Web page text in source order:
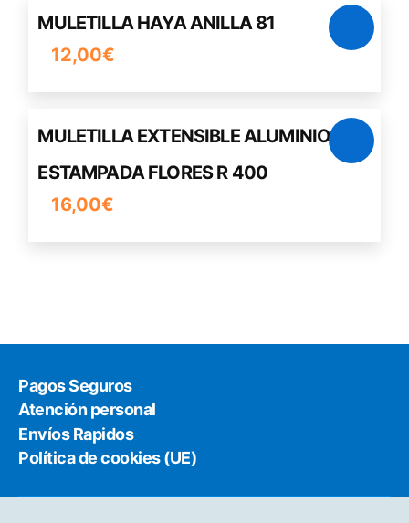
MULETILLA HAYA ANILLA 81
12,00€
MULETILLA EXTENSIBLE ALUMINIO
ESTAMPADA FLORES R 400
16,00€
Pagos Seguros
Atención personal
Envíos Rapidos
Política de cookies (UE)